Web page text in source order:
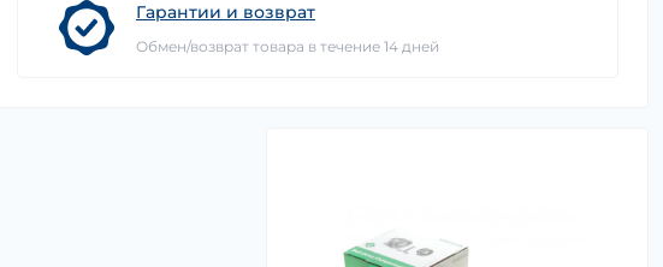
Гарантии и возврат
Обмен/возврат товара в течение 14 дней